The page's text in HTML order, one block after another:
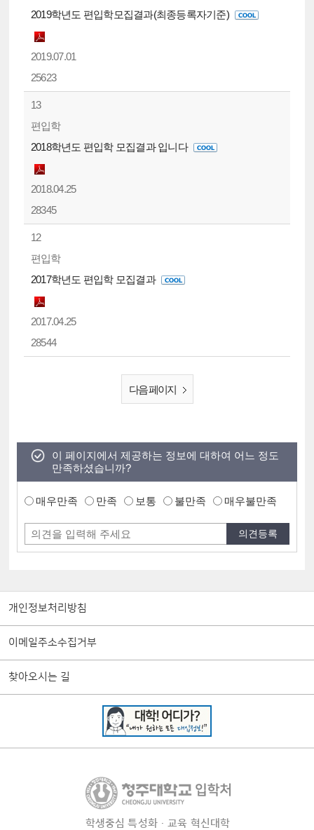
2019학년도 편입학모집결과(최종등록자기준)
2019.07.01
25623
13
편입학
2018학년도 편입학 모집결과 입니다
2018.04.25
28345
12
편입학
2017학년도 편입학 모집결과
2017.04.25
28544
다음 페이지
이 페이지에서 제공하는 정보에 대하여 어느 정도
만족하셨습니까?
매우만족 만족 보통 불만족 매우불만족
개인정보처리방침
이메일주소수집거부
찾아오시는 길
학생중심 특성화·교육 혁신대학